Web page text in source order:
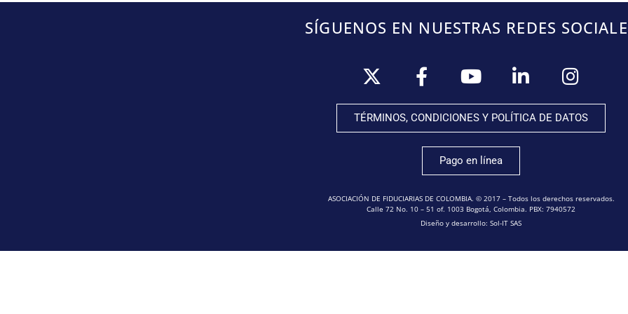
SÍGUENOS EN NUESTRAS REDES
TÉRMINOS, CONDICIONES Y POLÍTICA DE DATOS
Pago en línea
ASOCIACIÓN DE FIDUCIARIAS DE COLOMBIA. © 2017 – Todos los derechos reservados.
Calle 72 No. 10 – 51 of. 1003 Bogotá, Colombia. PBX: 7940572
Diseño y desarrollo: Sol-IT SAS